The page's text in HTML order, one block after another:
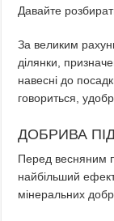
Давайте
За великим
ділянки,
навесні до
говориться,
ДОБРИВА
Перед весняним
найбільший
мінеральних